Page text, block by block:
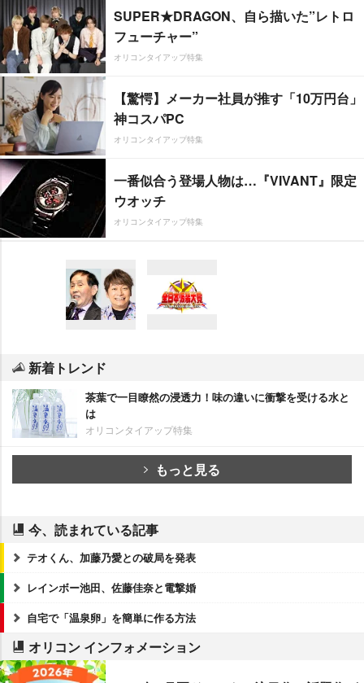
SUPER★DRAGON、自ら描いた”レトロ
フューチャー”
オリコンタイアップ特集
【驚愕】メーカー社員が推す「10万円台」
神コスパPC
オリコンタイアップ特集
一番似合う登場人物は…『VIVANT』限定
ウオッチ
オリコンタイアップ特集
新着トレンド
茶葉で一目瞭然の浸透力！味の違いに衝撃を受ける水と
は
オリコンタイアップ特集
もっと見る
今、読まれている記事
テオくん、加藤乃愛との破局を発表
レインボー池田、佐藤佳奈と電撃婚
自宅で「温泉卵」を簡単に作る方法
オリコン インフォメーション